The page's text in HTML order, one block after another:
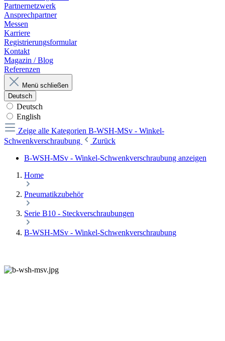
Partnernetzwerk
Ansprechpartner
Messen
Karriere
Registrierungsformular
Kontakt
Magazin / Blog
Referenzen
Menü schließen
Deutsch
Deutsch
English
Zeige alle Kategorien B-WSH-MSv - Winkel-
Schwenkverschraubung
Zurück
B-WSH-MSv - Winkel-Schwenkverschraubung anzeigen
Home
Pneumatikzubehör
Serie B10 - Steckverschraubungen
B-WSH-MSv - Winkel-Schwenkverschraubung